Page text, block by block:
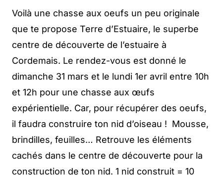
Voilà une chasse aux oeufs un peu originale
que te propose Terre d’Estuaire, le superbe
centre de découverte de l’estuaire à
Cordemais. Le rendez-vous est donné le
dimanche 31 mars et le lundi 1er avril entre 10h
et 12h pour une chasse aux œufs
expérientielle. Car, pour récupérer des oeufs,
il faudra construire ton nid d’oiseau ! Mousse,
brindilles, feuilles… Retrouve les éléments
cachés dans le centre de découverte pour la
construction de ton nid. 1 nid construit = 10